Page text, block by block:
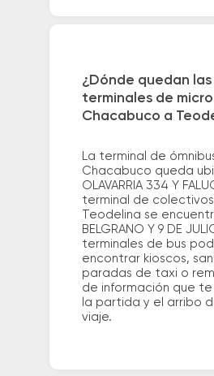
¿Dónde quedan las
terminales de
Chacabuco a
La terminal de
Chacabuco queda
OLAVARRIA 334 Y
terminal de
Teodelina se
BELGRANO Y 9 DE
terminales de bus
encontrar kioscos,
paradas de taxi o
de información que
la partida y el arribo
viaje.